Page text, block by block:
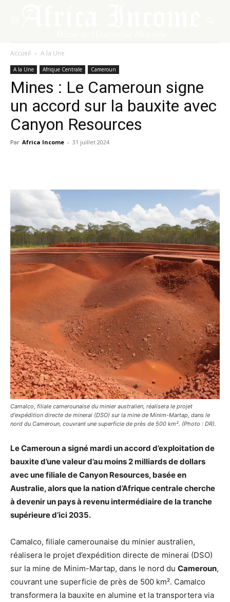
Accueil A la Une
A la Une Afrique Centrale Cameroun
Mines : Le Cameroun signe
un accord sur la bauxite avec
Canyon Resources
Par Africa Income - 31 juillet 2024
Camalco, filiale camerounaise du minier australien, réalisera le projet
d'expédition directe de minerai (DSO) sur la mine de Minim-Martap, dans le
nord du Cameroun, couvrant une superficie de près de 500 km². (Photo : DR).
Le Cameroun a signé mardi un accord d’exploitation de
bauxite d’une valeur d’au moins 2 milliards de dollars
avec une filiale de Canyon Resources, basée en
Australie, alors que la nation d’Afrique centrale cherche
à devenir un pays à revenu intermédiaire de la tranche
supérieure d’ici 2035.
Camalco, filiale camerounaise du minier australien,
réalisera le projet d’expédition directe de minerai (DSO)
sur la mine de Minim-Martap, dans le nord du Cameroun,
couvrant une superficie de près de 500 km². Camalco
transformera la bauxite en alumine et la transportera via